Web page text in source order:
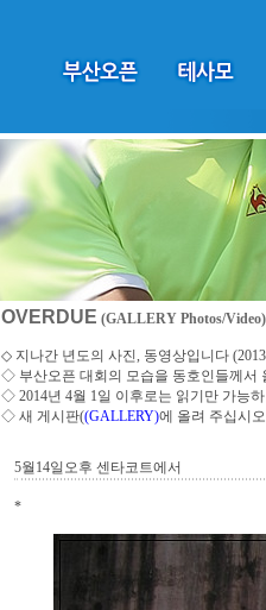
OVERDUE (GALLERY Photos/Video)
◇ 지나간 년도의 사진, 동영상입니다
◇ 부산오픈 대회의 모습을 동호인들께서
◇ 2014년 4월 1일 이후로는 읽기만 가능
◇ 새 게시판((GALLERY)에 올려 주십시오
5월14일오후 센타코트에서
*